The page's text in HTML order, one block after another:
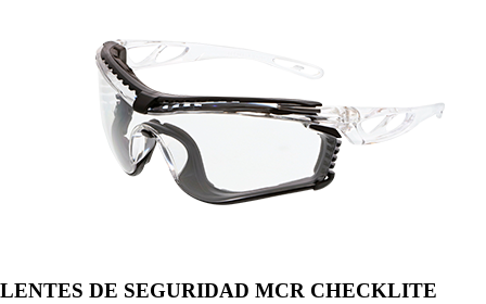
LENTES DE SEGURIDAD MCR CHECKLITE